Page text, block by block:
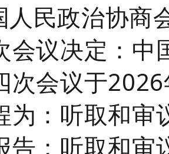
人民政治协商
会议决定：中
次会议于
： 听取和审
告；听取和审